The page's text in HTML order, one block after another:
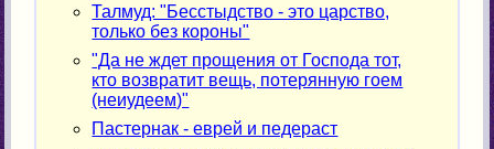
Талмуд: "Бесстыдство - это царство,
только без короны"
"Да не ждет прощения от Господа тот,
кто возвратит вещь, потерянную гоем
(неиудеем)"
Пастернак - еврей и педераст